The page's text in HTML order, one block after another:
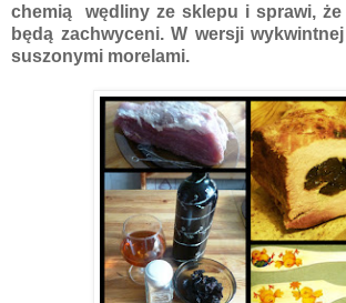
chemią wędliny ze sklepu i sprawi,
będą zachwyceni. W wersji
suszonymi morelami.